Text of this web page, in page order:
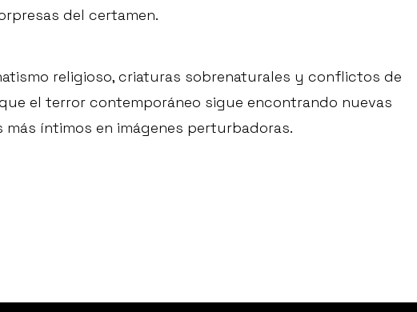
del certamen.
religioso, criaturas sobrenaturales y conflictos de
el terror contemporáneo sigue encontrando nuevas
íntimos en imágenes perturbadoras.